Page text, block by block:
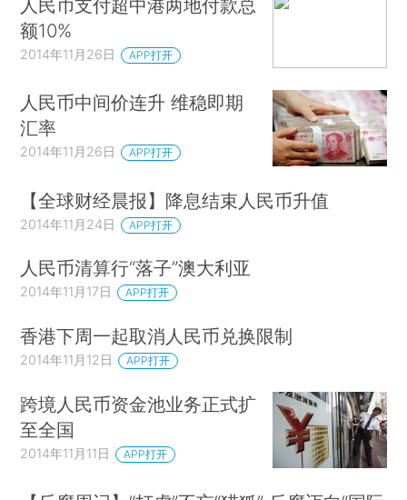
人民币支付超中港两地付款总
额10%
2014年11月26日 APP打开
人民币中间价连升 维稳即期
汇率
2014年11月26日 APP打开
【全球财经晨报】降息结束人民币升值
2014年11月24日 APP打开
人民币清算行“落子”澳大利亚
2014年11月17日 APP打开
香港下周一起取消人民币兑换限制
2014年11月12日 APP打开
跨境人民币资金池业务正式扩
至全国
2014年11月11日 APP打开